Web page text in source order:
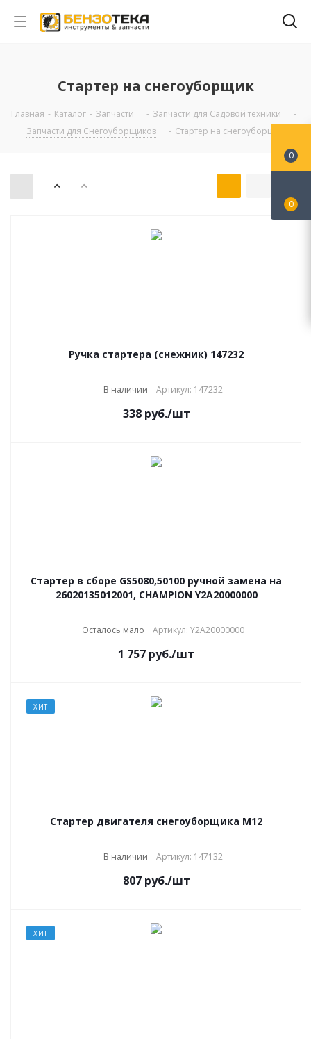
Стартер на снегоуборщик
Главная - Каталог - Запчасти - Запчасти для Садовой техники
-
Запчасти для Снегоуборщиков
- Стартер на снегоуборщик
Ручка стартера (снежник) 147232
В наличии Артикул: 147232
338руб./шт
Стартер в сборе GS5080,50100 ручной замена на
26020135012001, CHAMPION Y2A20000000
Осталось мало Артикул: Y2A20000000
1 757 руб./шт
ХИТ
Стартер двигателя снегоуборщика М12
В наличии Артикул: 147132
807руб./шт
ХИТ
0
0